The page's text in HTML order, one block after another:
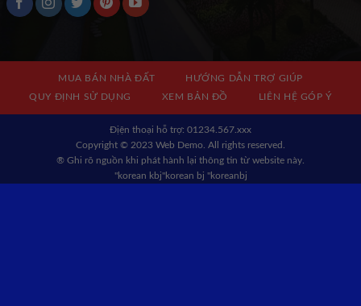
MUA BÁN NHÀ ĐẤT
HƯỚNG DẪN TRỢ GIÚP
QUY ĐỊNH SỬ DỤNG
XEM BẢN ĐỒ LIÊN HỆ GÓP Ý
Địện thoại hỗ trợ: 01234.567.xxx
Copyright © 2023 Web Demo. All rights reserved.
® Ghi rõ nguồn khi phát hành lại thông tin từ website này.
"korean kbj​"korean bj "koreanbj​